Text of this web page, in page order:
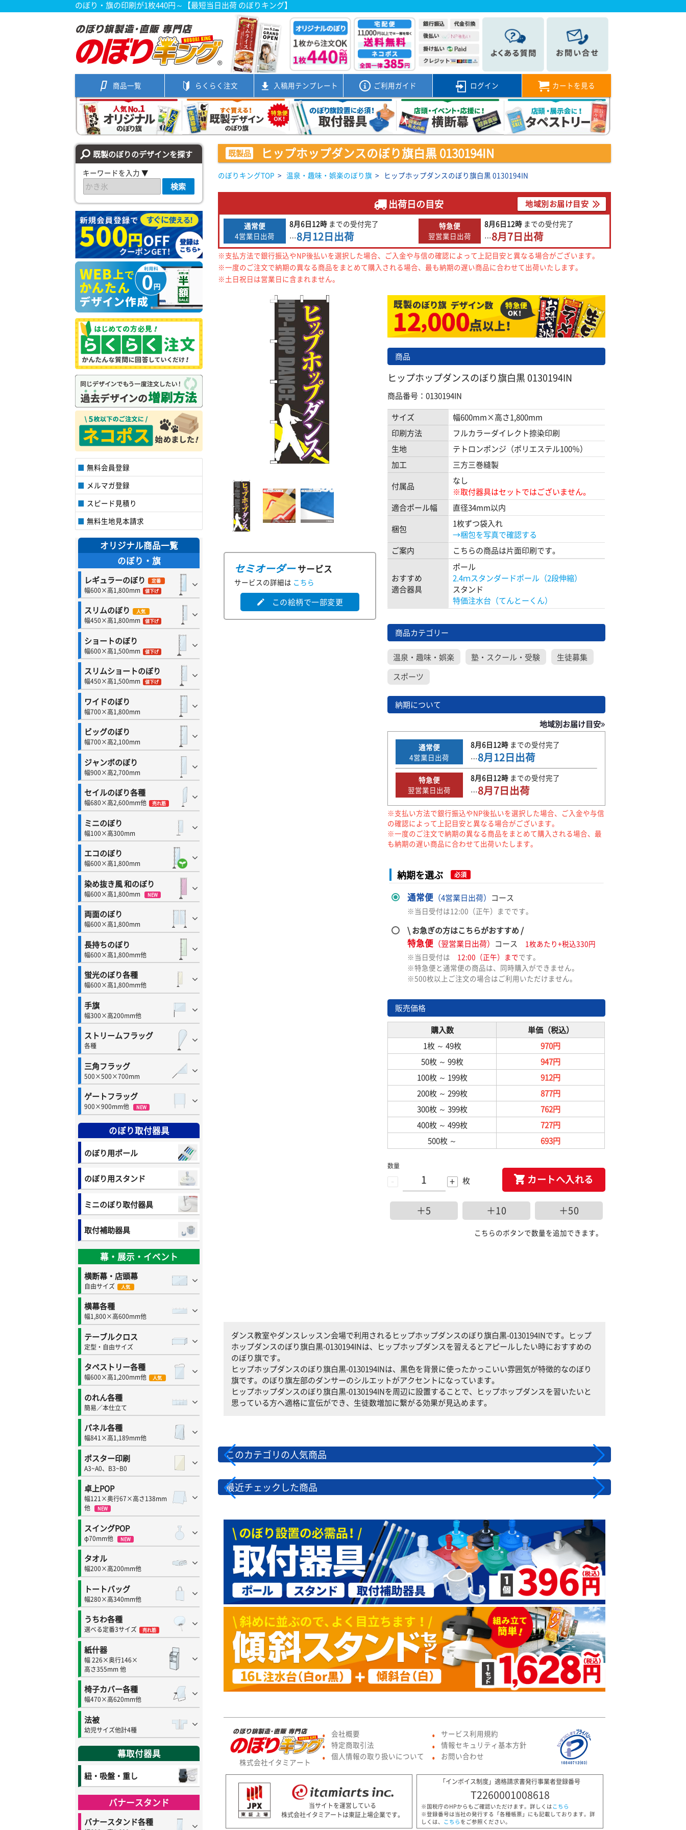
のぼり・旗の印刷が1枚440円～【最短当日出荷 のぼりキング】
商品一覧 らくらく注文 入稿用テンプレート ご利用ガイド ログイン カートを見る
既製のぼりのデザインを探す
キーワードを入力 ▼
検索
無料会員登録
メルマガ登録
スピード見積り
無料生地見本請求
オリジナル商品一覧
のぼり・旗
レギュラーのぼり 定番
幅600×高1,800mm 値下げ
スリムのぼり 人気
幅450×高1,800mm 値下げ
ショートのぼり
幅600×高1,500mm 値下げ
スリムショートのぼり
幅450×高1,500mm 値下げ
ワイドのぼり
幅700×高1,800mm
ビッグのぼり
幅700×高2,100mm
ジャンボのぼり
幅900×高2,700mm
セイルのぼり各種
幅680×高2,600mm他 売れ筋
ミニのぼり
幅100×高300mm
エコのぼり
幅600×高1,800mm
染め抜き風 和のぼり
幅600×高1,800mm NEW
両面のぼり
幅600×高1,800mm
長持ちのぼり
幅600×高1,800mm他
蛍光のぼり各種
幅600×高1,800mm他
手旗
幅300×高200mm他
ストリームフラッグ
各種
三角フラッグ
500×500×700mm
ゲートフラッグ
900×900mm他 NEW
のぼり取付器具
のぼり用ポール
のぼり用スタンド
ミニのぼり取付器具
取付補助器具
幕・展示・イベント
横断幕・店頭幕
自由サイズ 人気
横幕各種
幅1,800×高600mm他
テーブルクロス
定型・自由サイズ
タペストリー各種
幅600×高1,200mm他 人気
のれん各種
簡易／本仕立て
パネル各種
幅841×高1,189mm他
ポスター印刷
A3~A0、B3~B0
卓上POP
幅121×奥行67×高さ138mm
他
NEW
スイングPOP
φ70mm他 NEW
タオル
幅200×高200mm他
トートバッグ
幅280×高340mm他
うちわ各種
選べる定番3サイズ 売れ筋
紙什器
幅 226×奥行146×
高さ355mm 他
椅子カバー各種
幅470×高620mm他
法被
幼児サイズ他計4種
幕取付器具
紐・吸盤・重し
バナースタンド
バナースタンド各種
既製品 ヒップホップダンスのぼり旗白黒 0130194IN
のぼりキングTOP > 温泉・趣味・娯楽のぼり旗 > ヒップホップダンスのぼり旗白黒 0130194IN
出荷日の目安 地域別お届け目安
通常便
4営業日出荷
8月6日12時 までの受付完了
…8月12日出荷
特急便
翌営業日出荷
8月6日12時 までの受付完了
…8月7日出荷
※支払方法で銀行振込やNP後払いを選択した場合、ご入金や与信の確認によって上記目安と異なる場合がございます。
※一度のご注文で納期の異なる商品をまとめて購入される場合、最も納期の遅い商品に合わせて出荷いたします。
※土日祝日は営業日に含まれません。
セミオーダーサービス
サービスの詳細は こちら
edit この絵柄で一部変更
商品
ヒップホップダンスのぼり旗白黒 0130194IN
商品番号：0130194IN
サイズ
幅600mm×高さ1,800mm
印刷方法
フルカラーダイレクト捺染印刷
生地
テトロンポンジ（ポリエステル100％）
加工
三方三巻縫製
付属品
なし
※取付器具はセットではございません。
適合ポール幅
直径34mm以内
梱包
1枚ずつ袋入れ
→梱包を写真で確認する
ご案内
こちらの商品は片面印刷です。
おすすめ
適合器具
ポール
2.4ｍスタンダードポール（2段伸縮）
スタンド
特価注水台（てんとーくん）
商品カテゴリー
温泉・趣味・娯楽 塾・スクール・受験
生徒募集
スポーツ
納期について
地域別お届け目安
通常便
4営業日出荷
8月6日12時までの受付完了
…8月12日出荷
特急便
翌営業日出荷
8月6日12時までの受付完了
…8月7日出荷
※支払い方法で銀行振込やNP後払いを選択した場合、ご入金や与信
の確認によって上記目安と異なる場合がございます。
※一度のご注文で納期の異なる商品をまとめて購入される場合、最
も納期の遅い商品に合わせて出荷いたします。
納期を選ぶ 必須
通常便（4営業日出荷） コース
※当日受付は12:00（正午）までです。
\ お急ぎの方はこちらがおすすめ /
特急便（翌営業日出荷） コース
1枚あたり+税込330円
※当日受付は 12:00（正午）までです。
※特急便と通常便の商品は、同時購入ができません。
※500枚以上ご注文の場合はご利用いただけません。
販売価格
購入数
単価（税込）
1枚 ～ 49枚
970円
50枚 ～ 99枚
947円
100枚 ～ 199枚
912円
200枚 ～ 299枚
877円
300枚 ～ 399枚
762円
400枚 ～ 499枚
727円
500枚 ～ 693円
-
数量
+ 枚 カートへ入れる
＋5 ＋10 ＋50
こちらのボタンで数量を追加できます。
ダンス教室やダンスレッスン会場で利用されるヒップホップダンスのぼり旗白黒-0130194INです。ヒップ
ホップダンスのぼり旗白黒-0130194INは、ヒップホップダンスを習えるとアピールしたい時におすすめの
のぼり旗です。
ヒップホップダンスのぼり旗白黒-0130194INは、黒色を背景に使ったかっこいい雰囲気が特徴的なのぼり
旗です。のぼり旗左部のダンサーのシルエットがアクセントになっています。
ヒップホップダンスのぼり旗白黒-0130194INを周辺に設置することで、ヒップホップダンスを習いたいと
思っている方へ適格に宣伝ができ、生徒数増加に繋がる効果が見込めます。
このカテゴリの人気商品
最近チェックした商品
株式会社イタミアート
● 会社概要
● 特定商取引法
● 個人情報の取り扱いについて
● サービス利用規約
● 情報セキュリティ基本方針
● お問い合わせ
当サイトを運営している
株式会社イタミアートは東証上場企業です。
「インボイス制度」適格請求書発行事業者登録番号
T2260001008618
※国税庁のHPからもご確認いただけます。詳しくは こちら
※登録番号は当社の発行する「各種帳票」にも記載しております。詳
しくは、
こちら をご参照ください。